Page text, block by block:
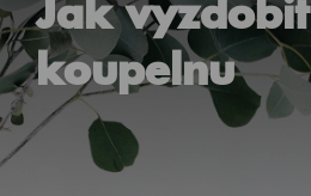
Jak vyzdobit
koupelnu